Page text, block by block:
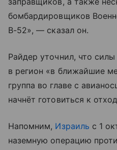
бомбардировщиков
B-52», — сказал он.
Райдер уточнил, что
в регион «в ближайшие
группа во главе с
начнёт готовиться к
Напомним, Израиль с 1
наземную операцию